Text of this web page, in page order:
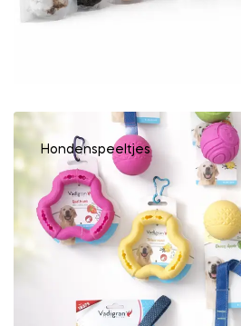
Hondenspeeltjes